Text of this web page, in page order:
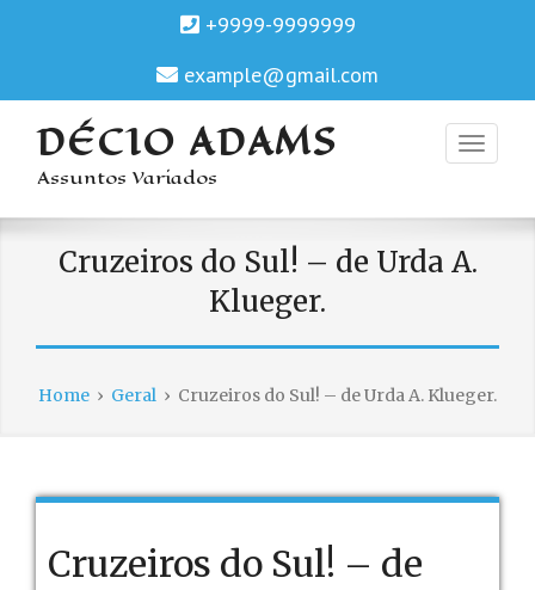
+9999-9999999
example@gmail.com
DÉCIO ADAMS
Assuntos Variados
Cruzeiros do Sul! – de Urda A.
Klueger.
Home › Geral › Cruzeiros do Sul! – de Urda A. Klueger.
Cruzeiros do Sul! – de